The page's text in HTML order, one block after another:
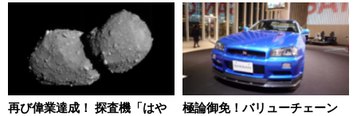
再び偉業達成！ 探査機「はや
極論御免！バリューチェーン